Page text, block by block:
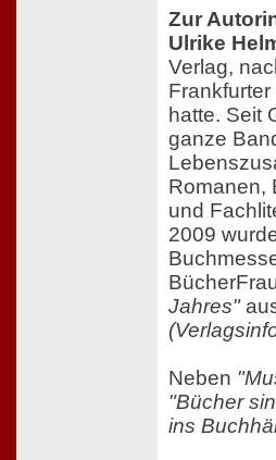
Zur
Ulrike
Verlag,
hatte. Seit
ganze
Romanen,
und
2009
Jahres"
Neben
"Bücher
ins